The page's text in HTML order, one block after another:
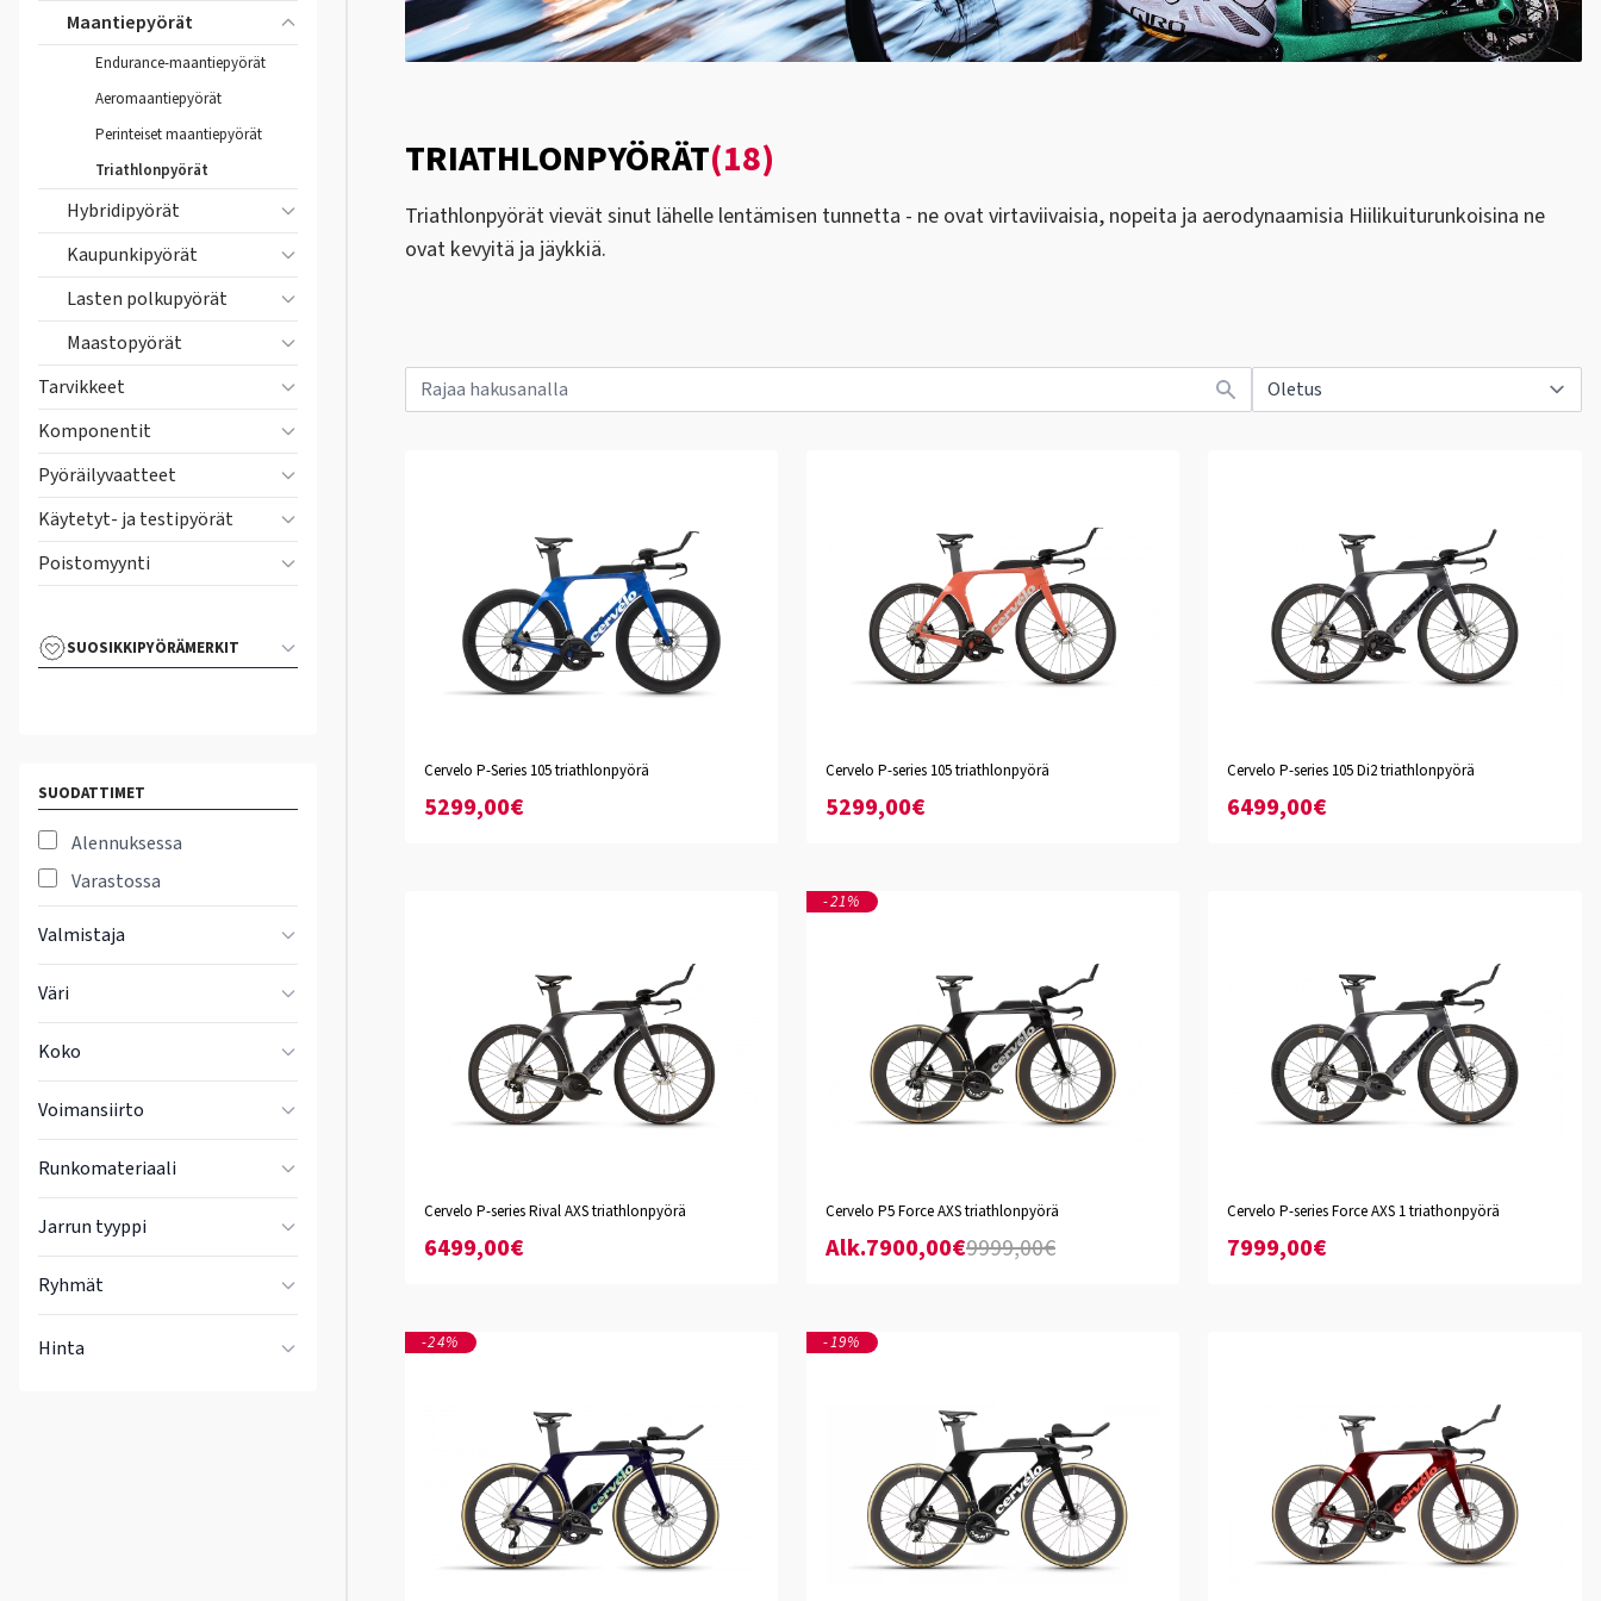
Maantiepyörät
Endurance-maantiepyörät
Aeromaantiepyörät
Perinteiset maantiepyörät
Triathlonpyörät
Hybridipyörät
Kaupunkipyörät
Lasten polkupyörät
Maastopyörät
Tarvikkeet
Komponentit
Pyöräilyvaatteet
Käytetyt- ja testipyörät
Poistomyynti
SUOSIKKIPYÖRÄMERKIT
SUODATTIMET
Alennuksessa
Varastossa
Valmistaja
Väri
Koko
Voimansiirto
Runkomateriaali
Jarrun tyyppi
Ryhmät
Hinta
TRIATHLONPYÖRÄT(18)
Triathlonpyörät vievät sinut lähelle lentämisen tunnetta - ne ovat virtaviivaisia, nopeita ja aerodynaamisia Hiilikuiturunkoisina ne
ovat kevyitä ja jäykkiä.
Abyss
Haleakala
XS S M L XL XXL
Cervelo P-Series 105 triathlonpyörä
5299,00€
Extraspectral Mauve Basalt
XS S M L XL XXL
Cervelo P-series 105 triathlonpyörä
5299,00€
Basalt
Extraspectral Mauve
XS S M L XL
Cervelo P-series 105 Di2 triathlonpyörä
6499,00€
Basalt
Extraspectral Mauve
XS S M L XL
Cervelo P-series Rival AXS triathlonpyörä
6499,00€
Five Black/Black
XS
M L XL XXL
-21%
Cervelo P5 Force AXS triathlonpyörä
Alk.7900,00€9999,00€
Basalt
XS S M L XL
Cervelo P-series Force AXS 1 triathonpyörä
7999,00€
-24% -19%